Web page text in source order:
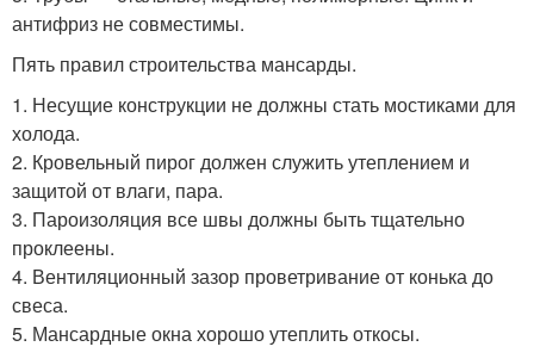
антифриз не совместимы.
Пять правил строительства мансарды.
1. Несущие конструкции не должны стать мостиками для
холода.
2. Кровельный пирог должен служить утеплением и
защитой от влаги, пара.
3. Пароизоляция все швы должны быть тщательно
проклеены.
4. Вентиляционный зазор проветривание от конька до
свеса.
5. Мансардные окна хорошо утеплить откосы.